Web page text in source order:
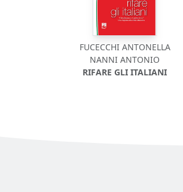
FUCECCHI ANTONELLA
NANNI ANTONIO
RIFARE GLI ITALIANI